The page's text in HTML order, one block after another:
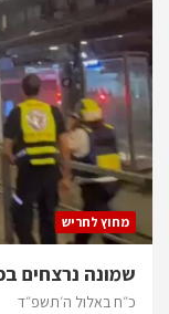
מחוץ לחריש
שמונה נרצחים
כ״ח באלול ה׳תשפ״ד